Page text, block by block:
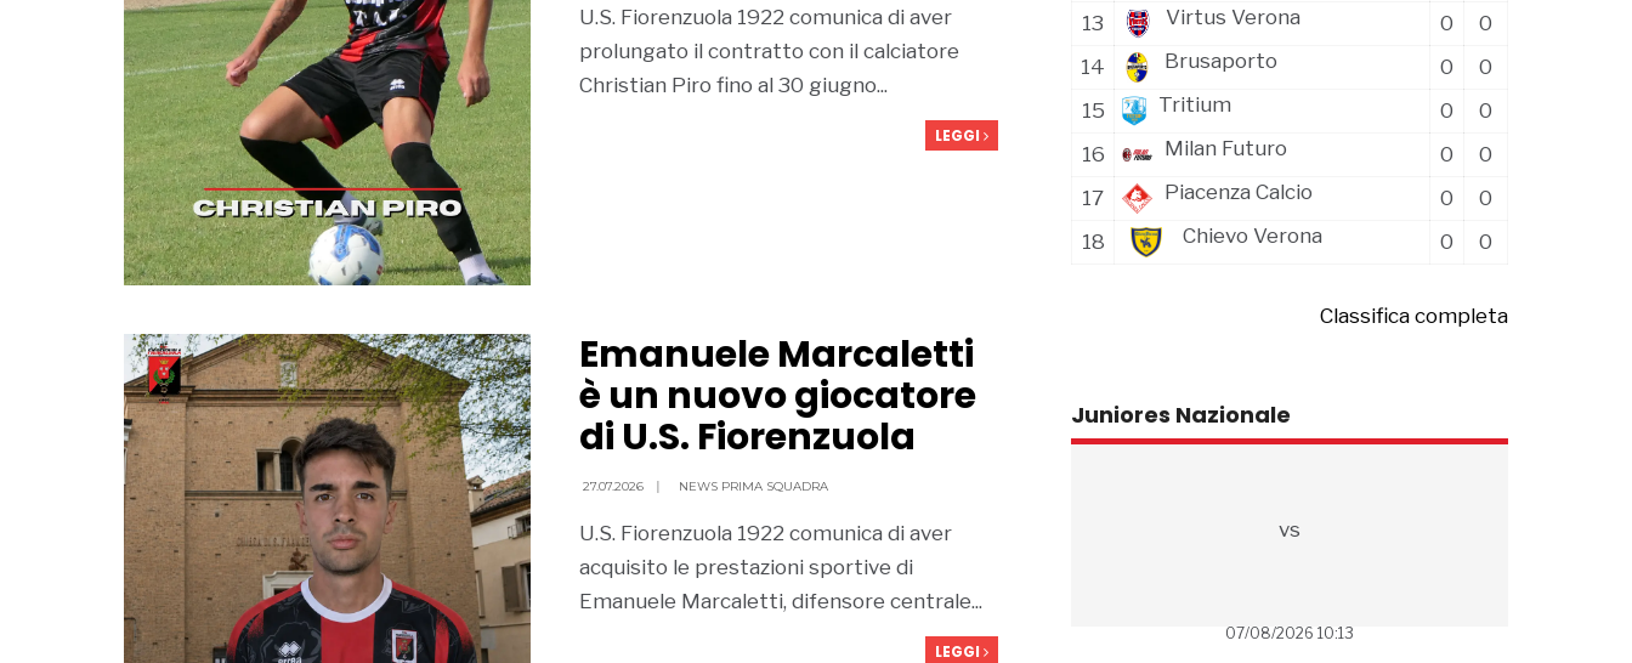
U.S. Fiorenzuola 1922 comunica di aver
prolungato il contratto con il calciatore
Christian Piro fino al 30 giugno...
LEGGI
Emanuele Marcaletti
è un nuovo giocatore
di U.S. Fiorenzuola
27.07.2026 | NEWS PRIMA SQUADRA
U.S. Fiorenzuola 1922 comunica di aver
acquisito le prestazioni sportive di
Emanuele Marcaletti, difensore centrale...
LEGGI
13
Virtus Verona 0
0
14
Brusaporto 0
0
15
Tritium 0
0
16
Milan Futuro 0
0
17
Piacenza Calcio 0
0
18
Chievo Verona 0 0
Classifica completa
Juniores Nazionale
vs
07/08/2026 10:13